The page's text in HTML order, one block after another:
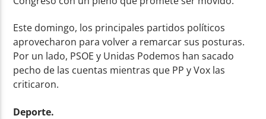
Este domingo, los principales partidos políticos
aprovecharon para volver a remarcar sus posturas.
Por un lado, PSOE y Unidas Podemos han sacado
pecho de las cuentas mientras que PP y Vox las
criticaron.
Deporte.